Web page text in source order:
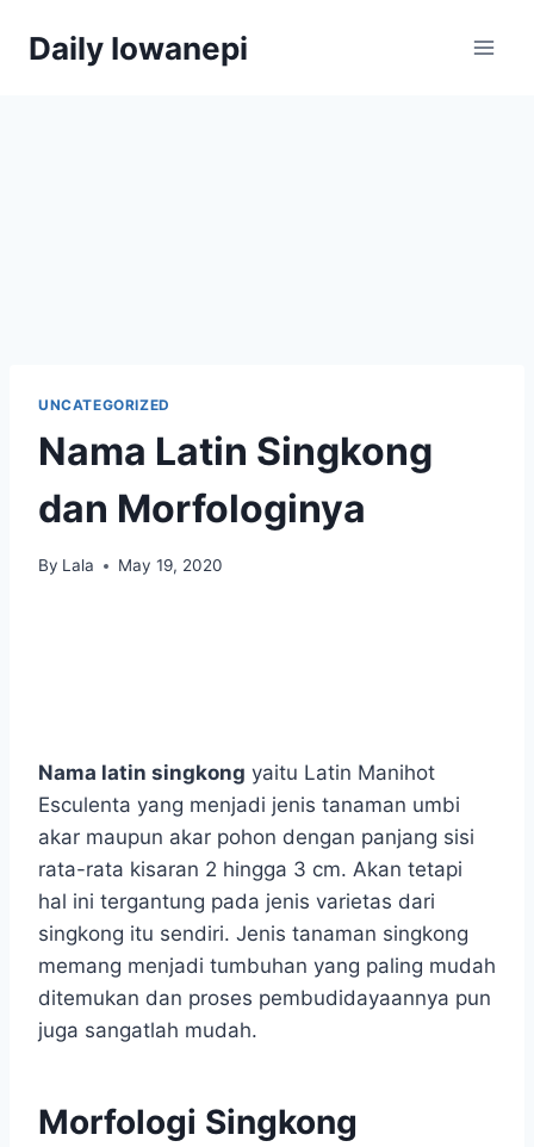
Daily Iowanepi
UNCATEGORIZED
Nama Latin Singkong
dan Morfologinya
By Lala May 19, 2020
Nama latin singkong yaitu Latin Manihot
Esculenta yang menjadi jenis tanaman umbi
akar maupun akar pohon dengan panjang sisi
rata-rata kisaran 2 hingga 3 cm. Akan tetapi
hal ini tergantung pada jenis varietas dari
singkong itu sendiri. Jenis tanaman singkong
memang menjadi tumbuhan yang paling mudah
ditemukan dan proses pembudidayaannya pun
juga sangatlah mudah.
Morfologi Singkong